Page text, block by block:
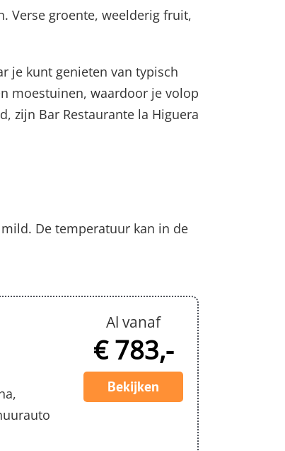
Verse groente, weelderig fruit,
je kunt genieten van typisch
moestuinen, waardoor je volop
zijn Bar Restaurante la Higuera
De temperatuur kan in de
Al vanaf
€ 783,-
Bekijken